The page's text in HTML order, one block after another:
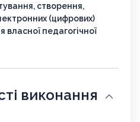
створення,
(цифрових)
власної педагогічної
виконання